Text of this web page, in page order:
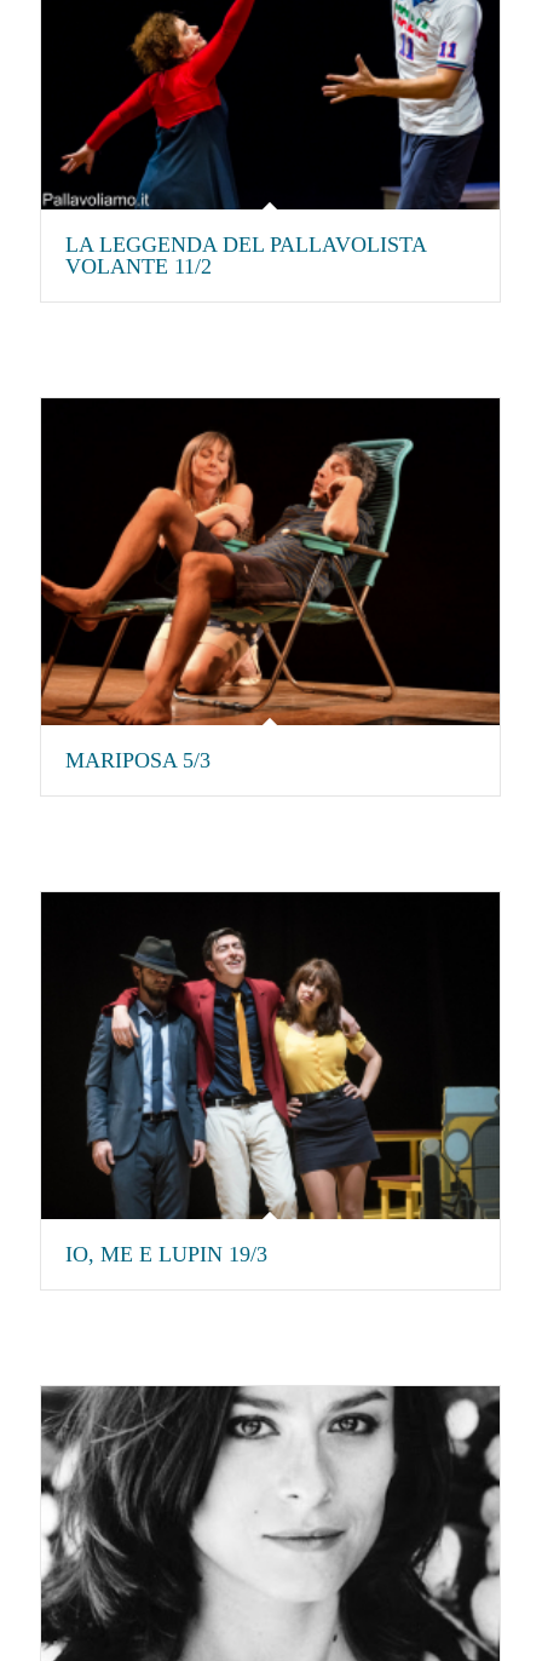
LA LEGGENDA DEL PALLAVOLISTA
VOLANTE 11/2
MARIPOSA 5/3
IO, ME E LUPIN 19/3